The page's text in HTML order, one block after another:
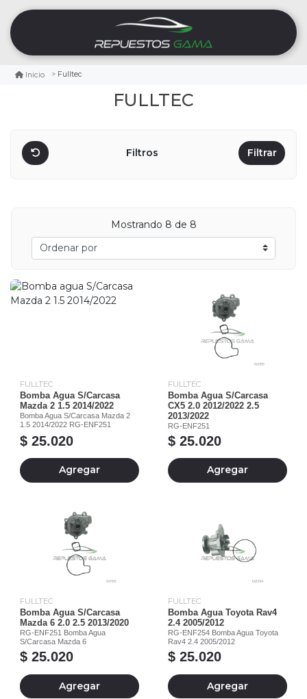
Inicio Fulltec
FULLTEC
Filtros Filtrar
Mostrando 8 de 8
FULLTEC
Bomba Agua S/Carcasa
Mazda 2 1.5 2014/2022
Bomba Agua S/Carcasa Mazda 2
1.5 2014/2022 RG-ENF251
$ 25.020
Agregar
FULLTEC
Bomba Agua S/Carcasa
CX5 2.0 2012/2022 2.5
2013/2022
RG-ENF251
$ 25.020
Agregar
FULLTEC
Bomba Agua S/Carcasa
Mazda 6 2.0 2.5 2013/2020
RG-ENF251 Bomba Agua
S/Carcasa Mazda 6
$ 25.020
Agregar
FULLTEC
Bomba Agua Toyota Rav4
2.4 2005/2012
RG-ENF254 Bomba Agua Toyota
Rav4 2.4 2005/2012
$ 25.020
Agregar